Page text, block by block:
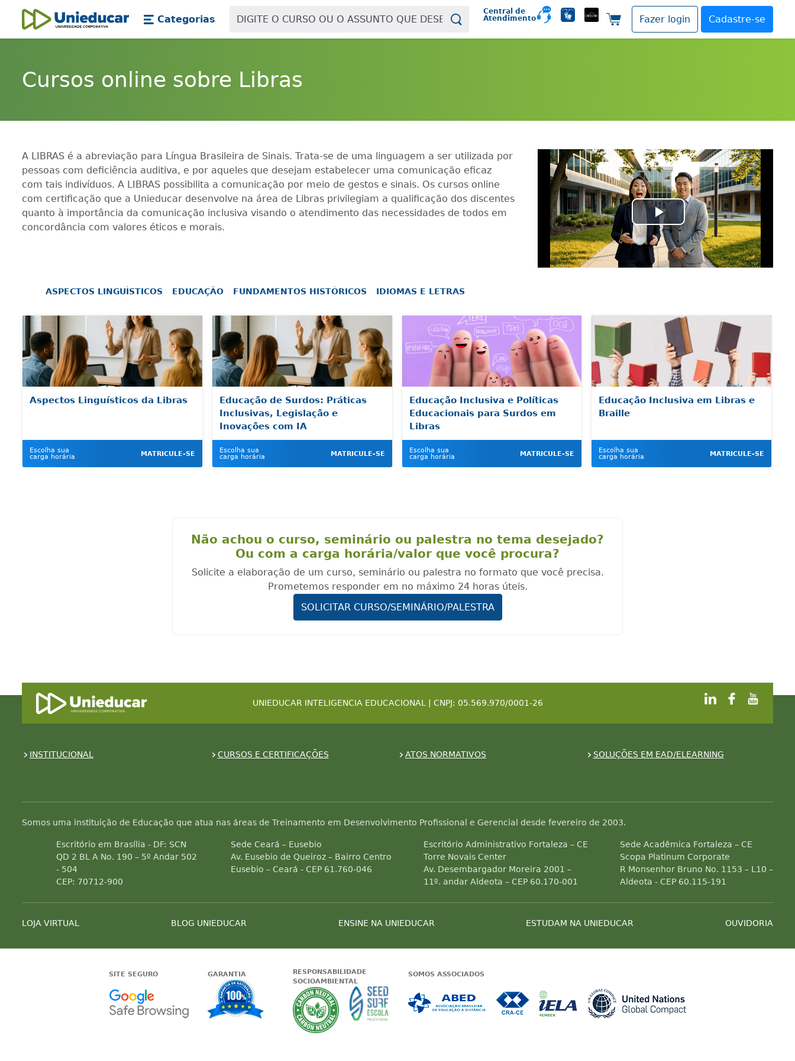
Skip main navigation
Skip to main content
Unieducar
Categorias
Central de
Atendimento
Carrinho de compras
Fazer login Cadastre-se
Cursos online sobre Libras
A LIBRAS é a abreviação para Língua Brasileira de Sinais. Trata-se de uma linguagem a ser utilizada por
pessoas com deficiência auditiva, e por aqueles que desejam estabelecer uma comunicação eficaz
com tais indivíduos. A LIBRAS possibilita a comunicação por meio de gestos e sinais. Os cursos online
com certificação que a Unieducar desenvolve na área de Libras privilegiam a qualificação dos discentes
quanto à importância da comunicação inclusiva visando o atendimento das necessidades de todos em
concordância com valores éticos e morais.
Play
Video
ASPECTOS LINGUÍSTICOS EDUCAÇÃO FUNDAMENTOS HISTÓRICOS IDIOMAS E LETRAS
Aspectos Linguísticos da Libras
Escolha sua
carga horária
MATRICULE-SE
Educação de Surdos: Práticas
Inclusivas, Legislação e
Inovações com IA
Escolha sua
carga horária
MATRICULE-SE
Educação Inclusiva e Políticas
Educacionais para Surdos em
Libras
Escolha sua
carga horária
MATRICULE-SE
Educação Inclusiva em Libras e
Braille
Escolha sua
carga horária
MATRICULE-SE
Não achou o curso, seminário ou palestra no tema desejado?
Ou com a carga horária/valor que você procura?
Solicite a elaboração de um curso, seminário ou palestra no formato que você precisa.
Prometemos responder em no máximo 24 horas úteis.
SOLICITAR CURSO/SEMINÁRIO/PALESTRA
UNIEDUCAR INTELIGENCIA EDUCACIONAL | CNPJ: 05.569.970/0001-26
INSTITUCIONAL CURSOS E CERTIFICAÇÕES ATOS NORMATIVOS SOLUÇÕES EM EAD/ELEARNING
Somos uma instituição de Educação que atua nas áreas de Treinamento em Desenvolvimento Profissional e Gerencial desde fevereiro de 2003.
Escritório em Brasília - DF: SCN
QD 2 BL A No. 190 – 5º Andar 502
- 504
CEP: 70712-900
Sede Ceará – Eusebio
Av. Eusebio de Queiroz – Bairro Centro
Eusebio – Ceará - CEP 61.760-046
Escritório Administrativo Fortaleza – CE
Torre Novais Center
Av. Desembargador Moreira 2001 –
11º. andar Aldeota – CEP 60.170-001
Sede Acadêmica Fortaleza – CE
Scopa Platinum Corporate
R Monsenhor Bruno No. 1153 – L10 –
Aldeota - CEP 60.115-191
LOJA VIRTUAL BLOG UNIEDUCAR ENSINE NA UNIEDUCAR ESTUDAM NA UNIEDUCAR OUVIDORIA
SITE SEGURO
Google - Status do site no Navegação segura
GARANTIA
Garantia de satisfação
RESPONSABILIDADE
SOCIOAMBIENTAL
A Unieducar neutraliza a emissão de gases de efeito estufa
Seed Surf Escola projeto social
SOMOS ASSOCIADOS